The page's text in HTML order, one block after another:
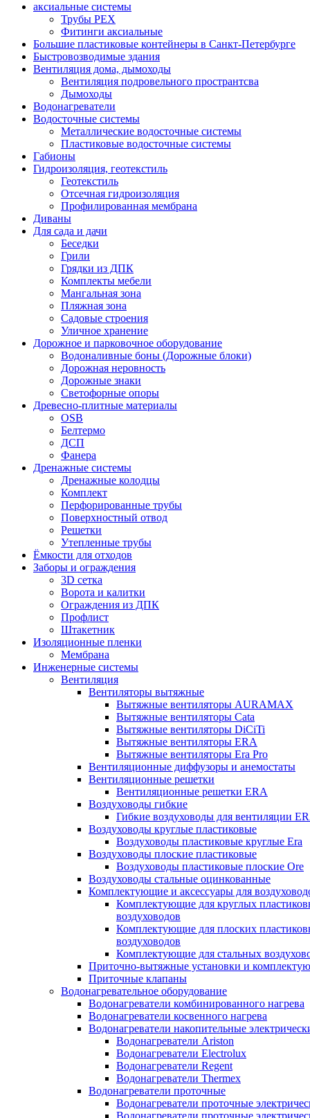
аксиальные системы
Трубы PEX
Фитинги аксиальные
Большие пластиковые контейнеры в Санкт-Петербурге
Быстровозводимые здания
Вентиляция дома, дымоходы
Вентиляция подровельного пространтсва
Дымоходы
Водонагреватели
Водосточные системы
Металлические водосточные системы
Пластиковые водосточные системы
Габионы
Гидроизоляция, геотекстиль
Геотекстиль
Отсечная гидроизоляция
Профилированная мембрана
Диваны
Для сада и дачи
Беседки
Грили
Грядки из ДПК
Комплекты мебели
Мангальная зона
Пляжная зона
Садовые строения
Уличное хранение
Дорожное и парковочное оборудование
Водоналивные боны (Дорожные блоки)
Дорожная неровность
Дорожные знаки
Светофорные опоры
Древесно-плитные материалы
OSB
Белтермо
ДСП
Фанера
Дренажные системы
Дренажные колодцы
Комплект
Перфорированные трубы
Поверхностный отвод
Решетки
Утепленные трубы
Ёмкости для отходов
Заборы и ограждения
3D сетка
Ворота и калитки
Ограждения из ДПК
Профлист
Штакетник
Изоляционные пленки
Мембрана
Инженерные системы
Вентиляция
Вентиляторы вытяжные
Вытяжные вентиляторы AURAMAX
Вытяжные вентиляторы Cata
Вытяжные вентиляторы DiCiTi
Вытяжные вентиляторы ERA
Вытяжные вентиляторы Era Pro
Вентиляционные диффузоры и анемостаты
Вентиляционные решетки
Вентиляционные решетки ERA
Воздуховоды гибкие
Гибкие воздуховоды для вентиляции
Воздуховоды круглые пластиковые
Воздуховоды пластиковые круглые Era
Воздуховоды плоские пластиковые
Воздуховоды пластиковые плоские Ore
Воздуховоды стальные оцинкованные
Комплектующие и аксессуары для
Комплектующие для круглых
воздуховодов
Комплектующие для плоских
воздуховодов
Комплектующие для стальных
Приточно-вытяжные установки и
Приточные клапаны
Водонагревательное оборудование
Водонагреватели комбинированного нагрева
Водонагреватели косвенного нагрева
Водонагреватели накопительные
Водонагреватели Ariston
Водонагреватели Electrolux
Водонагреватели Regent
Водонагреватели Thermex
Водонагреватели проточные
Водонагреватели проточные